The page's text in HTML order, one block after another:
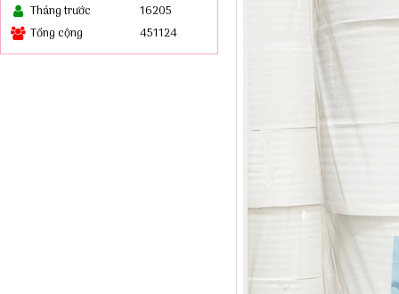
Tháng trước
16205
Tổng cộng
451124